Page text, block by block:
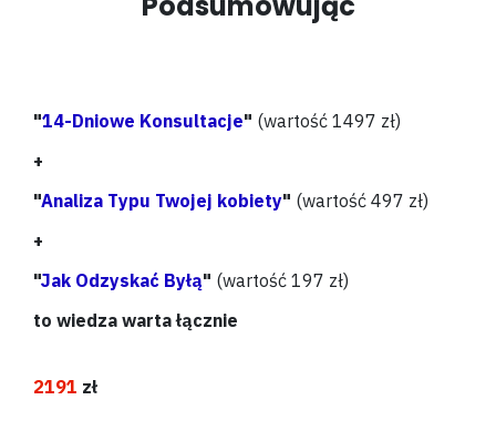
"14-Dniowe Konsultacje" (wartość 1497 zł)
+
"Analiza Typu Twojej kobiety" (wartość 497 zł)
+
"Jak Odzyskać Byłą" (wartość 197 zł)
to wiedza warta łącznie
2191 zł